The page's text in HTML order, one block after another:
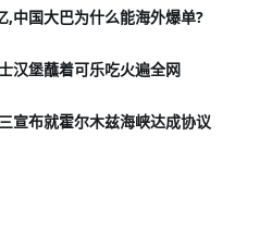
,中国大巴为什么能海外爆单?
汉堡蘸着可乐吃火遍全网
宣布就霍尔木兹海峡达成协议